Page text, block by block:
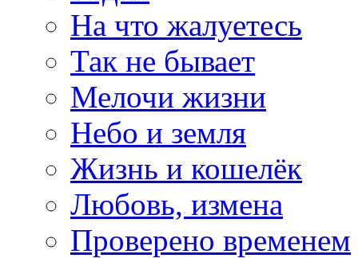
На что жалуетесь
Так не бывает
Мелочи жизни
Небо и земля
Жизнь и кошелёк
Любовь, измена
Проверено временем